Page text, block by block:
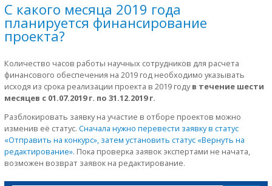
С какого месяца 2019 года
планируется финансирование
проекта?
Количество часов работы научных сотрудников для расчета
финансового обеспечения на 2019 год необходимо указывать
исходя из срока реализации проекта в 2019 годув течение шести
месяцев с 01.07.2019 г. по 31.12.2019 г.
Разблокировать заявку на участие в отборе проектов можно
изменив её статус. Сначала нужно перевести заявку в статус
«Отправить на конкурс», затем установить статус «Вернуть на
редактирование». Пока проверка заявок экспертами не начата,
возможен возврат заявок на редактирование.